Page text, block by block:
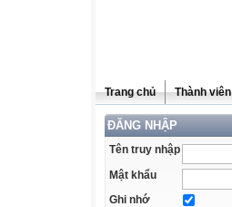
Trang chủ Thành viên
ĐĂNG NHẬP
Tên truy nhập
Mật khẩu
Ghi nhớ